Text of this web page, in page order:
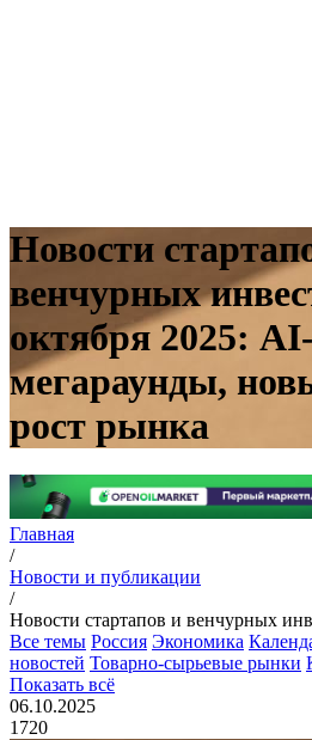
Новости
венчурных
октября 2025: AI-
мегараунды,
рост рынка
Главная
/
Новости и публикации
/
Новости стартапов и венчурных
Все темы Россия Экономика
новостей Товарно-сырьевые рынки
Показать всё
06.10.2025
1720